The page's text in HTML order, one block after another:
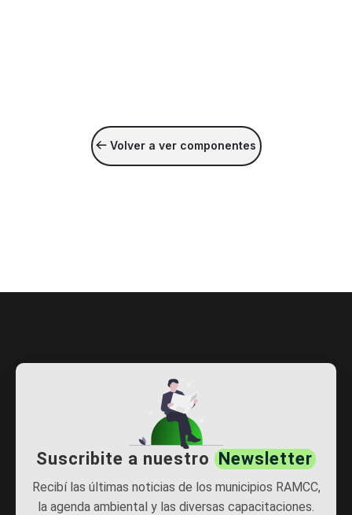
Volver a ver componentes
Suscribite a nuestro Newsletter
Recibí las últimas noticias de los municipios RAMCC,
la agenda ambiental y las diversas capacitaciones.